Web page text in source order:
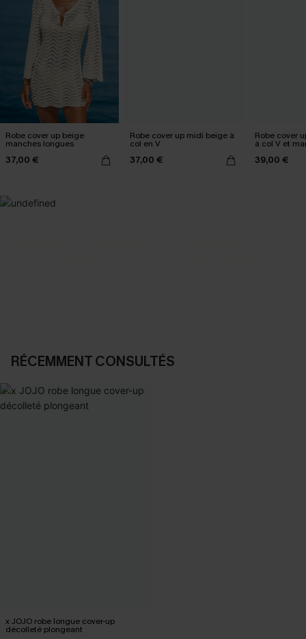
Robe cover up beige
manches longues
37,00 €
Robe cover up midi beige à
col en V
37,00 €
Robe cover
à col V et
39,00 €
RÉCEMMENT CONSULTÉS
x JOJO robe longue cover-up
décolleté plongeant